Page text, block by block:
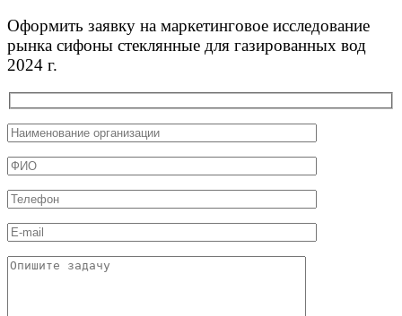
Оформить заявку на маркетинговое исследование
рынка сифоны стеклянные для газированных вод
2024 г.